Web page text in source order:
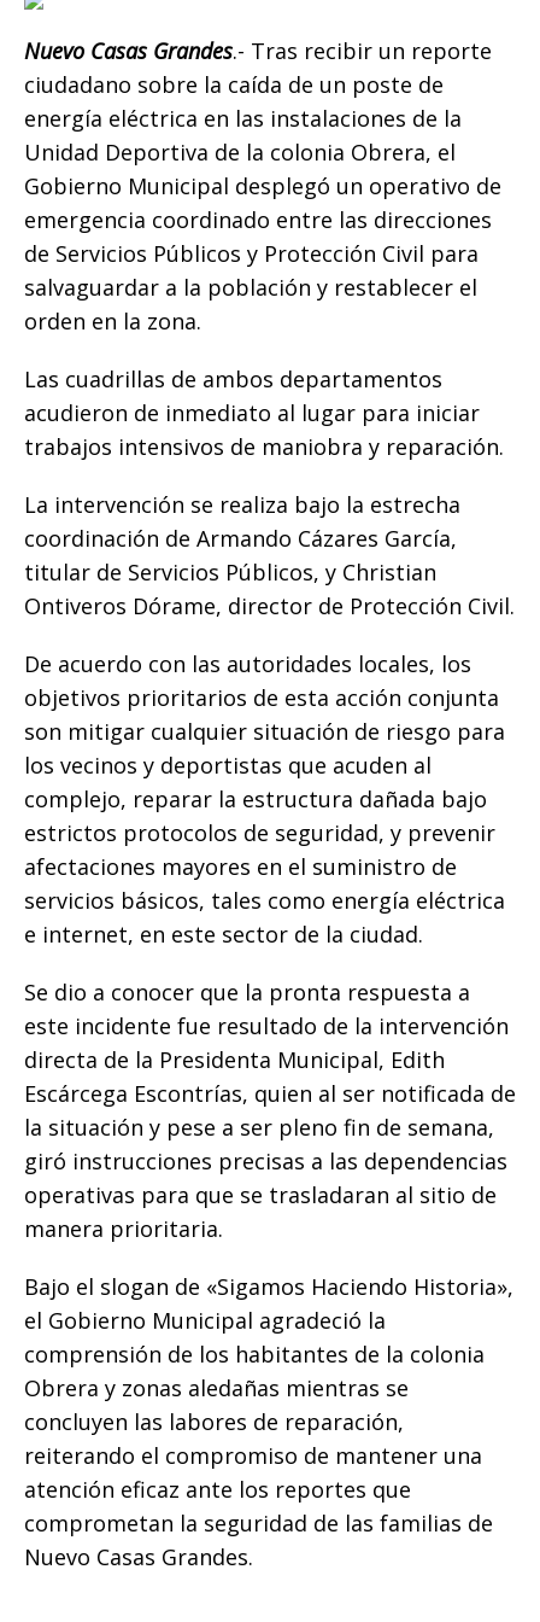
o
o
k
p
p
g
e
r
n
k
ti
r
Nuevo Casas Grandes.- Tras recibir un reporte
ciudadano sobre la caída de un poste de
energía eléctrica en las instalaciones de la
Unidad Deportiva de la colonia Obrera, el
Gobierno Municipal desplegó un operativo de
emergencia coordinado entre las direcciones
de Servicios Públicos y Protección Civil para
salvaguardar a la población y restablecer el
orden en la zona.
​Las cuadrillas de ambos departamentos
acudieron de inmediato al lugar para iniciar
trabajos intensivos de maniobra y reparación.
La intervención se realiza bajo la estrecha
coordinación de Armando Cázares García,
titular de Servicios Públicos, y Christian
Ontiveros Dórame, director de Protección Civil.
​De acuerdo con las autoridades locales, los
objetivos prioritarios de esta acción conjunta
son mitigar cualquier situación de riesgo para
los vecinos y deportistas que acuden al
complejo, reparar la estructura dañada bajo
estrictos protocolos de seguridad, y prevenir
afectaciones mayores en el suministro de
servicios básicos, tales como energía eléctrica
e internet, en este sector de la ciudad.
​Se dio a conocer que la pronta respuesta a
este incidente fue resultado de la intervención
directa de la Presidenta Municipal, Edith
Escárcega Escontrías, quien al ser notificada de
la situación y pese a ser pleno fin de semana,
giró instrucciones precisas a las dependencias
operativas para que se trasladaran al sitio de
manera prioritaria.
Bajo el slogan de «Sigamos Haciendo Historia»,
el Gobierno Municipal agradeció la
comprensión de los habitantes de la colonia
Obrera y zonas aledañas mientras se
concluyen las labores de reparación,
reiterando el compromiso de mantener una
atención eficaz ante los reportes que
comprometan la seguridad de las familias de
Nuevo Casas Grandes.